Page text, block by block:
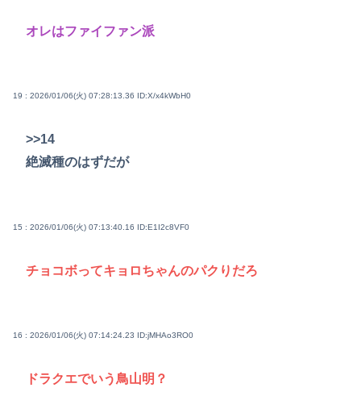
オレはファイファン派
19 : 2026/01/06(火) 07:28:13.36 ID:X/x4kWbH0
>>14
絶滅種のはずだが
15 : 2026/01/06(火) 07:13:40.16 ID:E1I2c8VF0
チョコボってキョロちゃんのパクりだろ
16 : 2026/01/06(火) 07:14:24.23 ID:jMHAo3RO0
ドラクエでいう鳥山明？